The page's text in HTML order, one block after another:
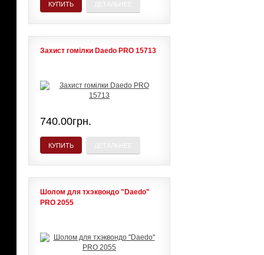
КУПИТЬ
Захист гомілки Daedo PRO 15713
740.00грн.
КУПИТЬ
Шолом для тхэквондо "Daedo"
PRO 2055